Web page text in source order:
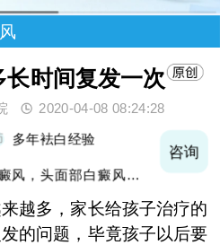
长时间复发一次
2020-04-08 08:24:28
多年袪白经验
风，头面部白癜风，青
咨询
多，家长给孩子治疗的
的问题，毕竟孩子以后要